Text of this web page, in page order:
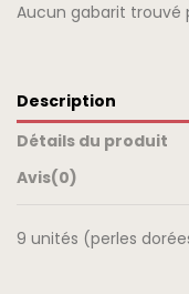
Aucun gabarit trouvé
Description
Détails du produit
Avis(0)
9 unités (perles